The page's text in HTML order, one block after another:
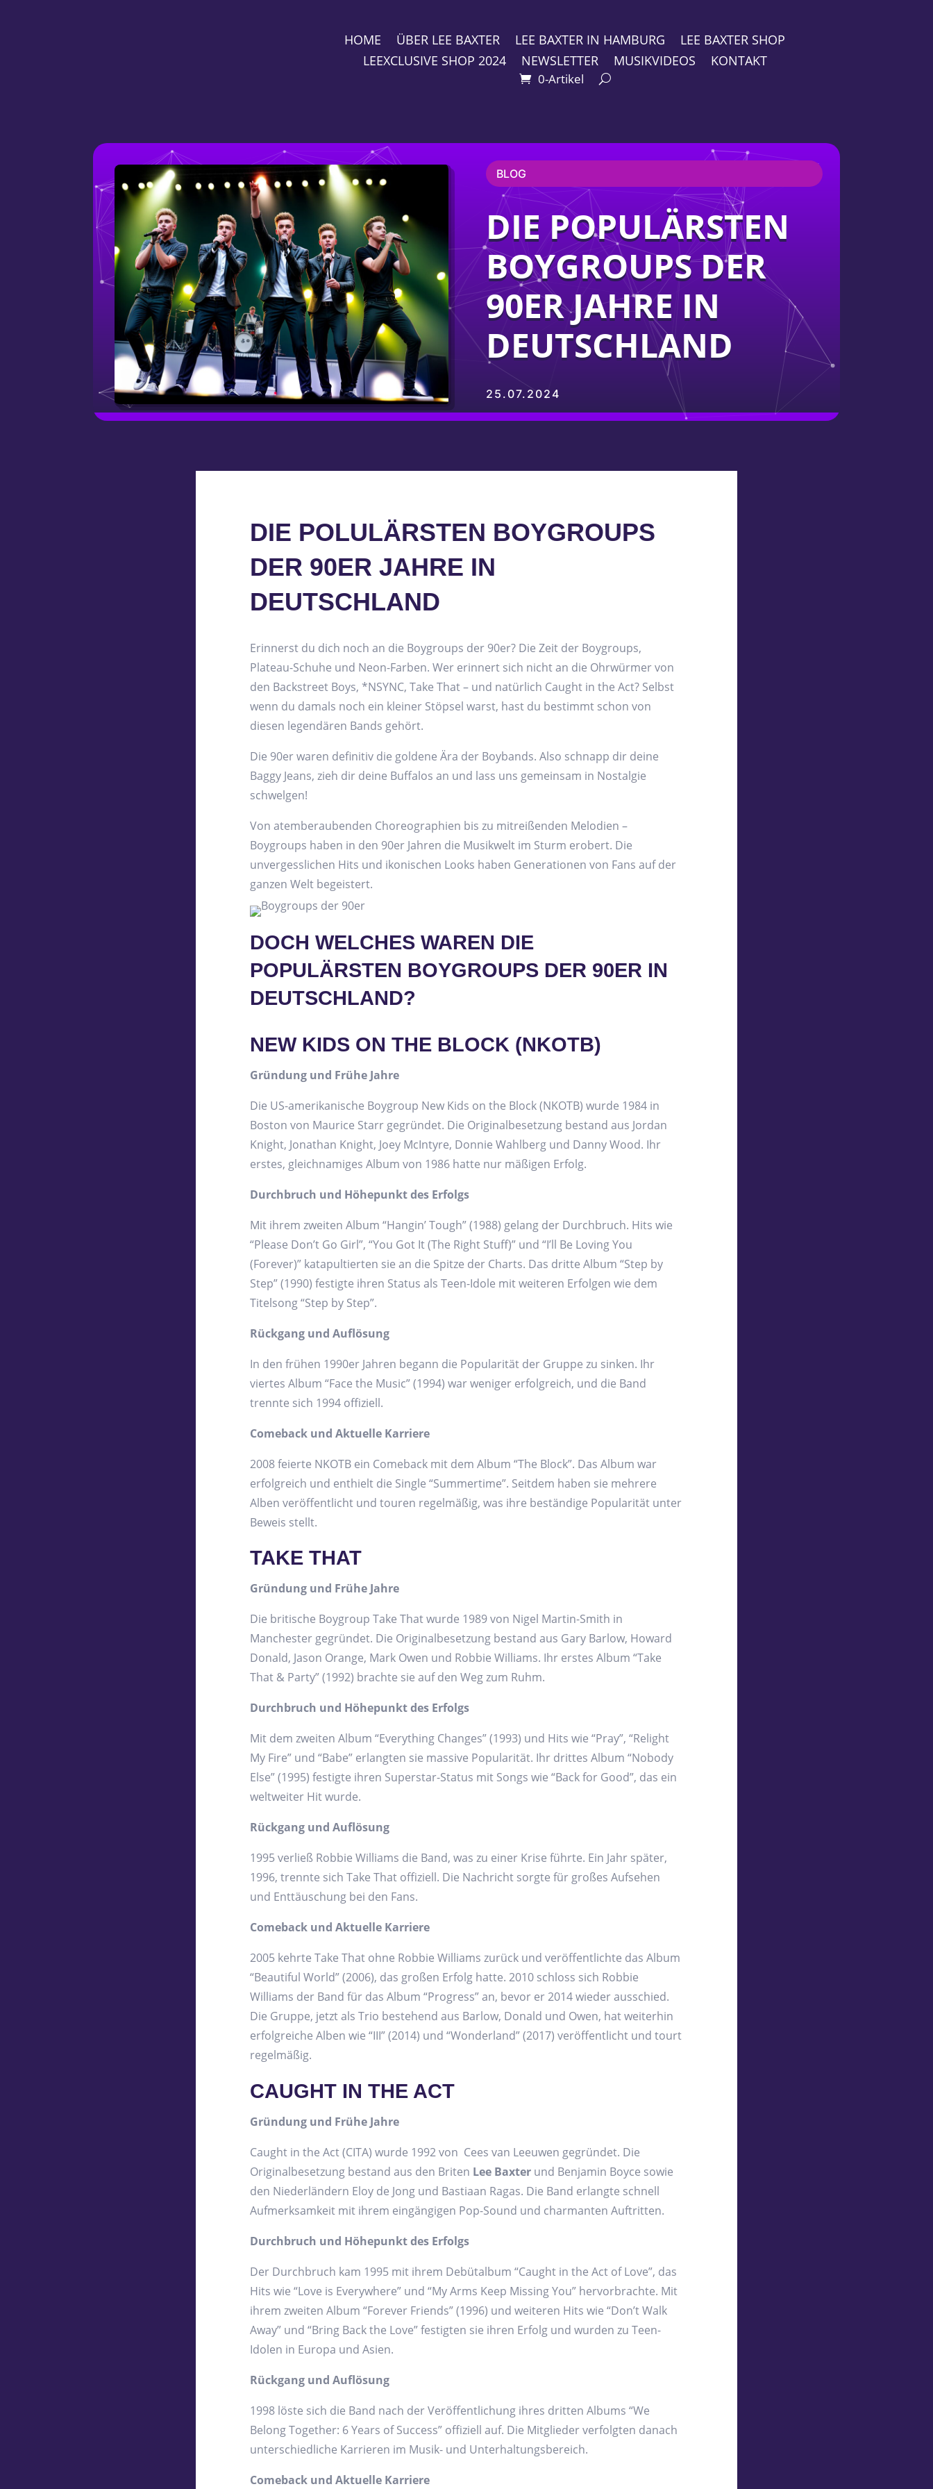
HOME ÜBER LEE BAXTER LEE BAXTER IN HAMBURG
LEE BAXTER SHOP
LEEXCLUSIVE SHOP 2024
NEWSLETTER MUSIKVIDEOS KONTAKT
0-Artikel
BLOG
DIE POPULÄRSTEN
BOYGROUPS DER
90ER JAHRE IN
DEUTSCHLAND
25.07.2024
DIE POLULÄRSTEN BOYGROUPS
DER 90ER JAHRE IN
DEUTSCHLAND
Erinnerst du dich noch an die Boygroups der 90er? Die Zeit der Boygroups,
Plateau-Schuhe und Neon-Farben. Wer erinnert sich nicht an die Ohrwürmer von
den Backstreet Boys, *NSYNC, Take That – und natürlich Caught in the Act? Selbst
wenn du damals noch ein kleiner Stöpsel warst, hast du bestimmt schon von
diesen legendären Bands gehört.
Die 90er waren definitiv die goldene Ära der Boybands. Also schnapp dir deine
Baggy Jeans, zieh dir deine Buffalos an und lass uns gemeinsam in Nostalgie
schwelgen!
Von atemberaubenden Choreographien bis zu mitreißenden Melodien –
Boygroups haben in den 90er Jahren die Musikwelt im Sturm erobert. Die
unvergesslichen Hits und ikonischen Looks haben Generationen von Fans auf der
ganzen Welt begeistert.
DOCH WELCHES WAREN DIE
POPULÄRSTEN BOYGROUPS DER 90ER IN
DEUTSCHLAND?
NEW KIDS ON THE BLOCK (NKOTB)
Gründung und Frühe Jahre
Die US-amerikanische Boygroup New Kids on the Block (NKOTB) wurde 1984 in
Boston von Maurice Starr gegründet. Die Originalbesetzung bestand aus Jordan
Knight, Jonathan Knight, Joey McIntyre, Donnie Wahlberg und Danny Wood. Ihr
erstes, gleichnamiges Album von 1986 hatte nur mäßigen Erfolg.
Durchbruch und Höhepunkt des Erfolgs
Mit ihrem zweiten Album “Hangin’ Tough” (1988) gelang der Durchbruch. Hits wie
“Please Don’t Go Girl”, “You Got It (The Right Stuff)” und “I’ll Be Loving You
(Forever)” katapultierten sie an die Spitze der Charts. Das dritte Album “Step by
Step” (1990) festigte ihren Status als Teen-Idole mit weiteren Erfolgen wie dem
Titelsong “Step by Step”.
Rückgang und Auflösung
In den frühen 1990er Jahren begann die Popularität der Gruppe zu sinken. Ihr
viertes Album “Face the Music” (1994) war weniger erfolgreich, und die Band
trennte sich 1994 offiziell.
Comeback und Aktuelle Karriere
2008 feierte NKOTB ein Comeback mit dem Album “The Block”. Das Album war
erfolgreich und enthielt die Single “Summertime”. Seitdem haben sie mehrere
Alben veröffentlicht und touren regelmäßig, was ihre beständige Popularität unter
Beweis stellt.
TAKE THAT
Gründung und Frühe Jahre
Die britische Boygroup Take That wurde 1989 von Nigel Martin-Smith in
Manchester gegründet. Die Originalbesetzung bestand aus Gary Barlow, Howard
Donald, Jason Orange, Mark Owen und Robbie Williams. Ihr erstes Album “Take
That & Party” (1992) brachte sie auf den Weg zum Ruhm.
Durchbruch und Höhepunkt des Erfolgs
Mit dem zweiten Album “Everything Changes” (1993) und Hits wie “Pray”, “Relight
My Fire” und “Babe” erlangten sie massive Popularität. Ihr drittes Album “Nobody
Else” (1995) festigte ihren Superstar-Status mit Songs wie “Back for Good”, das ein
weltweiter Hit wurde.
Rückgang und Auflösung
1995 verließ Robbie Williams die Band, was zu einer Krise führte. Ein Jahr später,
1996, trennte sich Take That offiziell. Die Nachricht sorgte für großes Aufsehen
und Enttäuschung bei den Fans.
Comeback und Aktuelle Karriere
2005 kehrte Take That ohne Robbie Williams zurück und veröffentlichte das Album
“Beautiful World” (2006), das großen Erfolg hatte. 2010 schloss sich Robbie
Williams der Band für das Album “Progress” an, bevor er 2014 wieder ausschied.
Die Gruppe, jetzt als Trio bestehend aus Barlow, Donald und Owen, hat weiterhin
erfolgreiche Alben wie “III” (2014) und “Wonderland” (2017) veröffentlicht und tourt
regelmäßig.
CAUGHT IN THE ACT
Gründung und Frühe Jahre
Caught in the Act (CITA) wurde 1992 von Cees van Leeuwen gegründet. Die
Originalbesetzung bestand aus den Briten Lee Baxter und Benjamin Boyce sowie
den Niederländern Eloy de Jong und Bastiaan Ragas. Die Band erlangte schnell
Aufmerksamkeit mit ihrem eingängigen Pop-Sound und charmanten Auftritten.
Durchbruch und Höhepunkt des Erfolgs
Der Durchbruch kam 1995 mit ihrem Debütalbum “Caught in the Act of Love”, das
Hits wie “Love is Everywhere” und “My Arms Keep Missing You” hervorbrachte. Mit
ihrem zweiten Album “Forever Friends” (1996) und weiteren Hits wie “Don’t Walk
Away” und “Bring Back the Love” festigten sie ihren Erfolg und wurden zu Teen-
Idolen in Europa und Asien.
Rückgang und Auflösung
1998 löste sich die Band nach der Veröffentlichung ihres dritten Albums “We
Belong Together: 6 Years of Success” offiziell auf. Die Mitglieder verfolgten danach
unterschiedliche Karrieren im Musik- und Unterhaltungsbereich.
Comeback und Aktuelle Karriere